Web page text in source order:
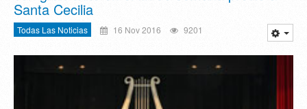
Santa Cecilia
Todas Las Noticias 16 Nov 2016 9201